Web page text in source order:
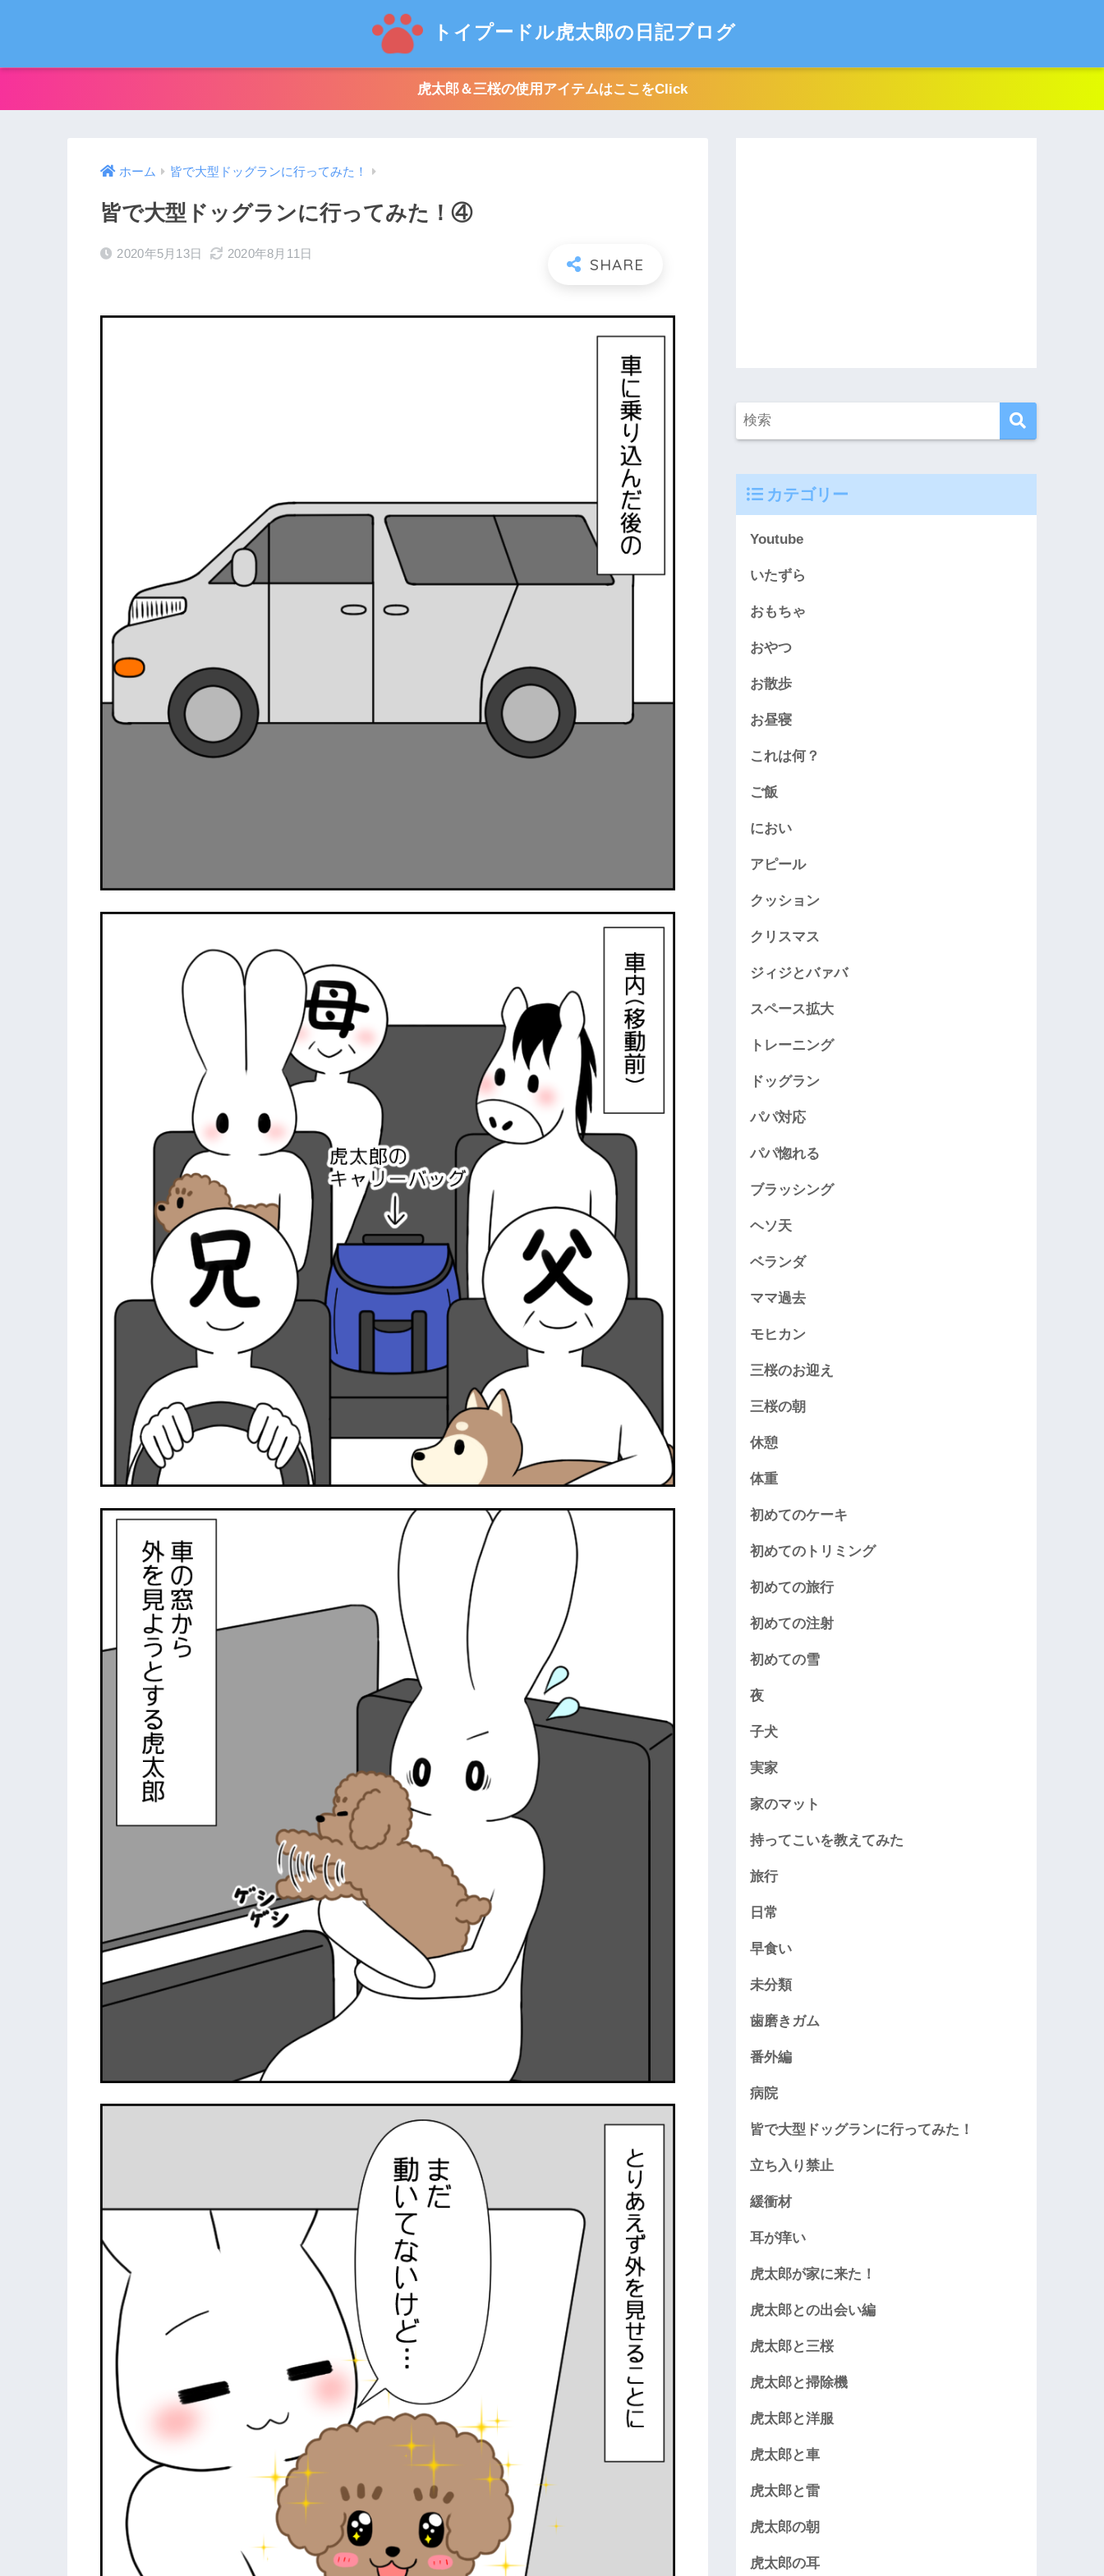
トイプードル虎太郎の日記ブログ
虎太郎＆三桜の使用アイテムはここをClick
ホーム 皆で大型ドッグランに行ってみた！
皆で大型ドッグランに行ってみた！④
2020年5月13日 2020年8月11日
カテゴリー
Youtube
いたずら
おもちゃ
おやつ
お散歩
お昼寝
これは何？
ご飯
におい
アピール
クッション
クリスマス
ジィジとバァバ
スペース拡大
トレーニング
ドッグラン
パパ対応
パパ惚れる
ブラッシング
ヘソ天
ベランダ
ママ過去
モヒカン
三桜のお迎え
三桜の朝
休憩
体重
初めてのケーキ
初めてのトリミング
初めての旅行
初めての注射
初めての雪
夜
子犬
実家
家のマット
持ってこいを教えてみた
旅行
日常
早食い
未分類
歯磨きガム
番外編
病院
皆で大型ドッグランに行ってみた！
立ち入り禁止
緩衝材
耳が痒い
虎太郎が家に来た！
虎太郎との出会い編
虎太郎と三桜
虎太郎と掃除機
虎太郎と洋服
虎太郎と車
虎太郎と雷
虎太郎の朝
虎太郎の耳